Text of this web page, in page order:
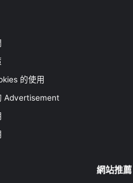
的使用
Advertisement
網站推薦